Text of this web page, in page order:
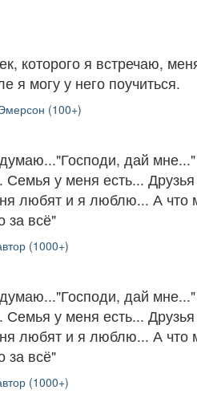
которого я встречаю,
я могу у него поучиться.
(100+)
дай
Семья у меня есть...
любят и я люблю... А что
за всё"
(1000+)
дай
Семья у меня есть...
любят и я люблю... А что
за всё"
(1000+)